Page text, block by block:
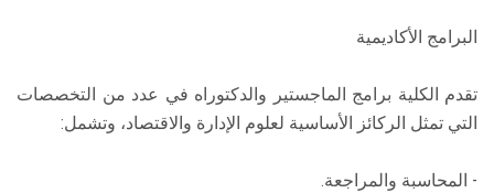
البرامج الأكاديمية
تقدم الكلية برامج الماجستير والدكتوراه في عدد من التخصصات
التي تمثل الركائز الأساسية لعلوم الإدارة والاقتصاد، وتشمل:
- المحاسبة والمراجعة.